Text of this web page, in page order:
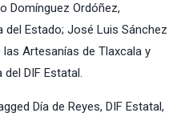
Domínguez Ordóñez,
del Estado; José Luis Sánchez
Artesanías de Tlaxcala y
DIF Estatal.
Día de Reyes, DIF Estatal,